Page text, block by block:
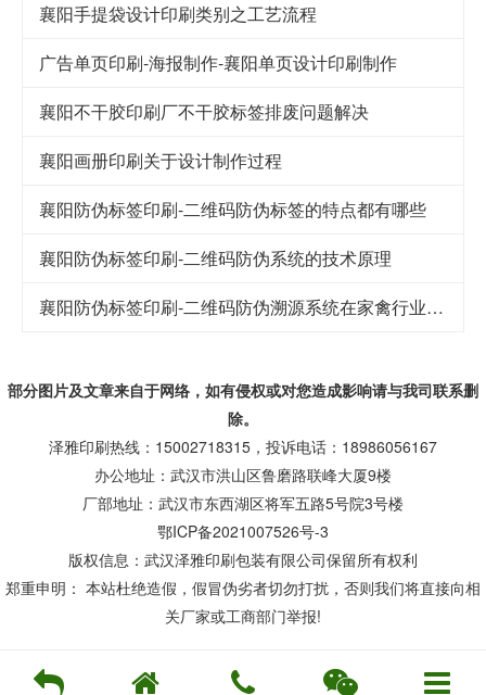
襄阳手提袋设计印刷类别之工艺流程
广告单页印刷-海报制作-襄阳单页设计印刷制作
襄阳不干胶印刷厂不干胶标签排废问题解决
襄阳画册印刷关于设计制作过程
襄阳防伪标签印刷-二维码防伪标签的特点都有哪些
襄阳防伪标签印刷-二维码防伪系统的技术原理
襄阳防伪标签印刷-二维码防伪溯源系统在家禽行业中的应用
部分图片及文章来自于网络，如有侵权或对您造成影响请与我司联系删
除。
泽雅印刷热线：15002718315，投诉电话：18986056167
办公地址：武汉市洪山区鲁磨路联峰大厦9楼
厂部地址：武汉市东西湖区将军五路5号院3号楼
鄂ICP备2021007526号-3
版权信息：武汉泽雅印刷包装有限公司保留所有权利
郑重申明： 本站杜绝造假，假冒伪劣者切勿打扰，否则我们将直接向相
关厂家或工商部门举报!